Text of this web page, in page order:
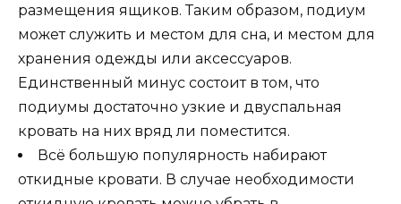
размещения ящиков. Таким образом, подиум
может служить и местом для сна, и местом для
хранения одежды или аксессуаров.
Единственный минус состоит в том, что
подиумы достаточно узкие и двуспальная
кровать на них вряд ли поместится.
Всё большую популярность набирают
откидные кровати. В случае необходимости